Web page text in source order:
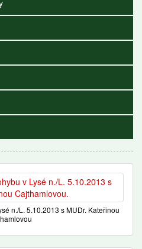
n./L. 5.10.2013 s MUDr. Kateřinou